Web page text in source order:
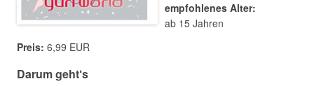
empfohlenes Alter:
ab 15 Jahren
Preis: 6,99 EUR
Darum geht‘s